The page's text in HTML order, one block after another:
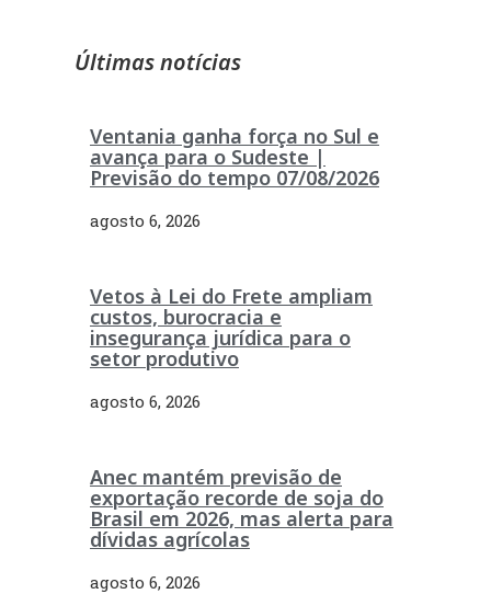
Últimas notícias
Ventania ganha força no Sul e
avança para o Sudeste |
Previsão do tempo 07/08/2026
agosto 6, 2026
Vetos à Lei do Frete ampliam
custos, burocracia e
insegurança jurídica para o
setor produtivo
agosto 6, 2026
Anec mantém previsão de
exportação recorde de soja do
Brasil em 2026, mas alerta para
dívidas agrícolas
agosto 6, 2026